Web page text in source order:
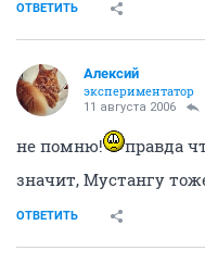
ОТВЕТИТЬ
Алексий
экспериментатор
11 августа 2006
не помню!
правда
значит, Мустангу
ОТВЕТИТЬ